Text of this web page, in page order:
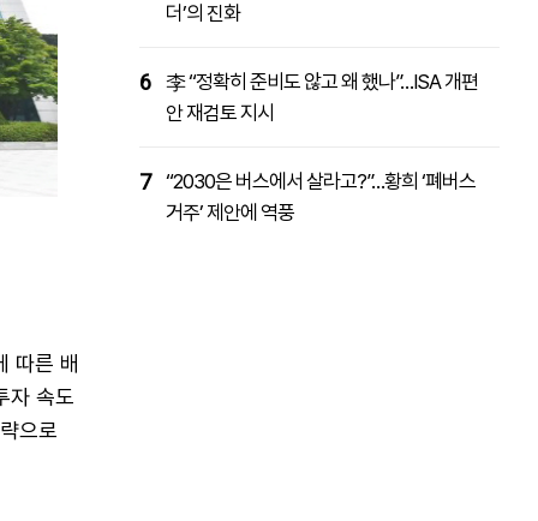
따른 배
자 속도
으로
더’의 진화
6 李 “정확히 준비도 않고 왜 했나”…ISA 개편
안 재검토 지시
7 “2030은 버스에서 살라고?”…황희 ‘폐버스
거주’ 제안에 역풍